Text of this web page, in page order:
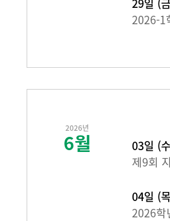
2026-1
2026년
6월
03일 (
제9회
04일 (
2026학